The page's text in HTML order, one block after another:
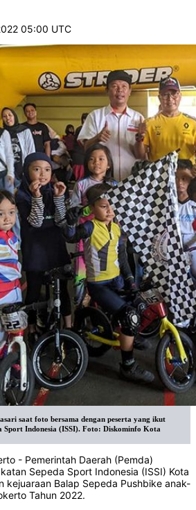
05:00 UTC
saat foto bersama dengan peserta yang ikut
Sport Indonesia (ISSI). Foto: Diskominfo Kota
- Pemerintah Daerah (Pemda)
Sepeda Sport Indonesia (ISSI) Kota
kejuaraan Balap Sepeda Pushbike anak-
Tahun 2022.